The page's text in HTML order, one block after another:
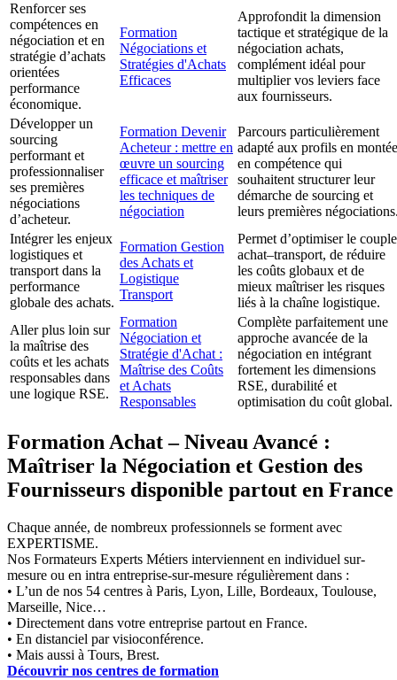
Renforcer ses
compétences en
négociation et en
stratégie d’achats
orientées
performance
économique.
Formation
Négociations et
Stratégies d'Achats
Efficaces
Approfondit la dimension
tactique et stratégique de la
négociation achats,
complément idéal pour
multiplier vos leviers face
aux fournisseurs.
Développer un
sourcing
performant et
professionnaliser
ses premières
négociations
d’acheteur.
Formation Devenir
Acheteur : mettre en
œuvre un sourcing
efficace et maîtriser
les techniques de
négociation
Parcours particulièrement
adapté aux profils en montée
en compétence qui
souhaitent structurer leur
démarche de sourcing et
leurs premières
Intégrer les enjeux
logistiques et
transport dans la
performance
globale des achats.
Formation Gestion
des Achats et
Logistique
Transport
Permet d’optimiser le couple
achat–transport, de réduire
les coûts globaux et de
mieux maîtriser les risques
liés à la chaîne logistique.
Aller plus loin sur
la maîtrise des
coûts et les achats
responsables dans
une logique RSE.
Formation
Négociation et
Stratégie d'Achat :
Maîtrise des Coûts
et Achats
Responsables
Complète parfaitement une
approche avancée de la
négociation en intégrant
fortement les dimensions
RSE, durabilité et
optimisation du coût global.
Formation Achat – Niveau Avancé :
Maîtriser la Négociation et Gestion des
Fournisseurs disponible partout en France
Chaque année, de nombreux professionnels se forment avec
EXPERTISME.
Nos Formateurs Experts Métiers interviennent en individuel sur-
mesure ou en intra entreprise-sur-mesure régulièrement dans :
• L’un de nos 54 centres à Paris, Lyon, Lille, Bordeaux, Toulouse,
Marseille, Nice…
• Directement dans votre entreprise partout en France.
• En distanciel par visioconférence.
• Mais aussi à Tours, Brest.
Découvrir nos centres de formation